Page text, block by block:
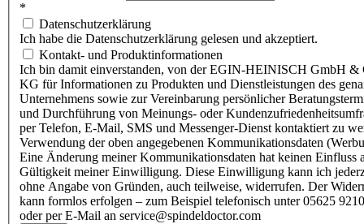
*
Datenschutzerklärung
Ich habe die Datenschutzerklärung gelesen und akzeptiert.
Kontakt- und Produktinformationen
Ich bin damit einverstanden, von der EGIN-HEINISCH GmbH &
KG für Informationen zu Produkten und Dienstleistungen des
Unternehmens sowie zur Vereinbarung persönlicher
und Durchführung von Meinungs- oder
per Telefon, E-Mail, SMS und Messenger-Dienst kontaktiert zu
Verwendung der oben angegebenen Kommunikationsdaten
Eine Änderung meiner Kommunikationsdaten hat keinen Einfluss
Gültigkeit meiner Einwilligung. Diese Einwilligung kann ich
ohne Angabe von Gründen, auch teilweise, widerrufen. Der
kann formlos erfolgen – zum Beispiel telefonisch unter 05625
oder per E-Mail an service@spindeldoctor.com